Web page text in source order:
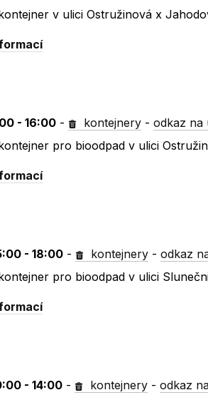
v ulici Ostružinová x
- 16:00 - kontejnery -odkaz na
pro bioodpad v ulici
- 18:00 - kontejnery -odkaz
pro bioodpad v ulici
- 14:00 - kontejnery -odkaz